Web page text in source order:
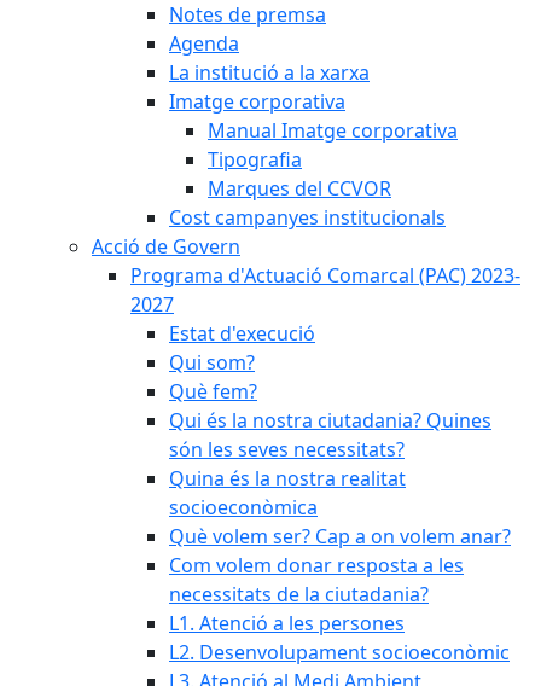
Notes de premsa
Agenda
La institució a la xarxa
Imatge corporativa
Manual Imatge corporativa
Tipografia
Marques del CCVOR
Cost campanyes institucionals
Acció de Govern
Programa d'Actuació Comarcal (PAC) 2023-
2027
Estat d'execució
Qui som?
Què fem?
Qui és la nostra ciutadania? Quines
són les seves necessitats?
Quina és la nostra realitat
socioeconòmica
Què volem ser? Cap a on volem anar?
Com volem donar resposta a les
necessitats de la ciutadania?
L1. Atenció a les persones
L2. Desenvolupament socioeconòmic